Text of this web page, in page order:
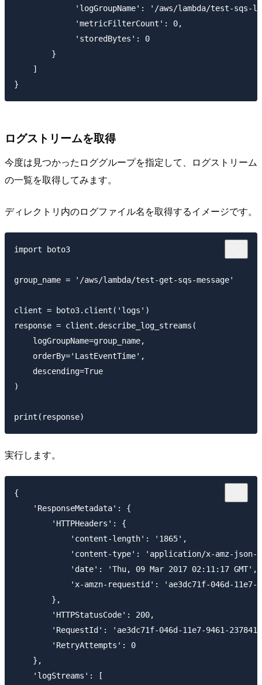
'logGroupName': '/aws/lambda/test-sqs-
             'metricFilterCount': 0,
             'storedBytes': 0
        }
    ]
ログストリームを取得
今度は見つかったロググループを指定して、ログストリーム
の一覧を取得してみます。
ディレクトリ内のログファイル名を取得するイメージです。
import boto3
group_name = '/aws/lambda/test-get-sqs-message'
client = boto3.client('logs')
response = client.describe_log_streams(
    logGroupName=group_name,
    orderBy='LastEventTime',
    descending=True
)
実行します。
{
    'ResponseMetadata': {
        'HTTPHeaders': {
            'content-length': '1865',
'content-type': 'application/x-amz-json-
            'date': 'Thu, 09 Mar 2017 02:11:17 GMT',
'x-amzn-requestid': 'ae3dc71f-046d-11e7-
        },
        'HTTPStatusCode': 200,
'RequestId': 'ae3dc71f-046d-11e7-9461-
        'RetryAttempts': 0
    },
    'logStreams': [